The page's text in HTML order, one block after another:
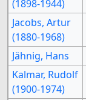
(1898-1944)
Jacobs, Artur
(1880-1968)
Jähnig, Hans
Kalmar, Rudolf
(1900-1974)